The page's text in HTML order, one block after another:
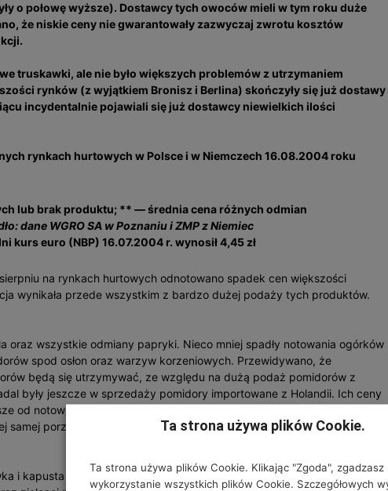
o połowę wyższe). Dostawcy tych owoców mieli w tym roku duże
że niskie ceny nie gwarantowały zazwyczaj zwrotu kosztów
truskawki, ale nie było większych problemów z utrzymaniem
rynków (z wyjątkiem Bronisz i Berlina) skończyły się już dostawy
incydentalnie pojawiali się już dostawcy niewielkich ilości
rynkach hurtowych w Polsce i w Niemczech 16.08.2004 roku
lub brak produktu; ** — średnia cena różnych odmian
dane WGRO SA w Poznaniu i ZMP z Niemiec
kurs euro (NBP) 16.07.2004 r. wynosił 4,45 zł
na rynkach hurtowych odnotowano spadek cen większości
wynikała przede wszystkim z bardzo dużej podaży tych produktów.
oraz wszystkie odmiany papryki. Nieco mniej spadły notowania ogórków
spod osłon oraz warzyw korzeniowych. Przewidywano, że
będą się utrzymywać, ze względu na dużą podaż pomidorów z
były jeszcze w sprzedaży pomidory importowane z Holandii. Ich ceny
od notowań pomidorów polskich. Tegoroczne ceny tych warzyw są
samej porze ubiegłego roku.
i kapusta pekińska, a na rynkach niemieckich wzmocniły się notowania
Ta strona używa plików Cookie.
Ta strona używa plików Cookie. Klikając "Zgoda", zgadzasz
wykorzystanie wszystkich plików Cookie. Szczegółowych